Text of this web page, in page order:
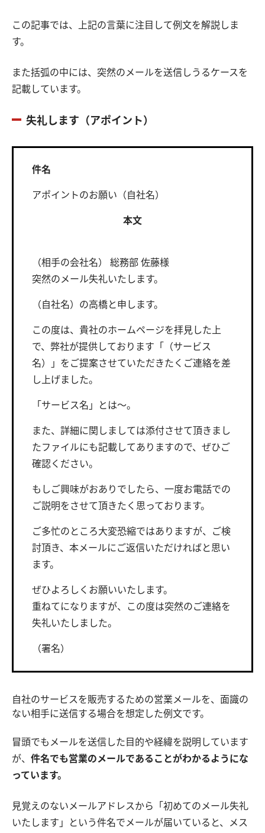
この記事では、上記の言葉に注目して例文を解説しま
す。
また括弧の中には、突然のメールを送信しうるケースを
記載しています。
失礼します（アポイント）
件名
アポイントのお願い（自社名）
本文
（相手の会社名） 総務部 佐藤様
突然のメール失礼いたします。
（自社名）の高橋と申します。
この度は、貴社のホームページを拝見した上
で、弊社が提供しております「（サービス
名）」をご提案させていただきたくご連絡を差
し上げました。
「サービス名」とは〜。
また、詳細に関しましては添付させて頂きまし
たファイルにも記載してありますので、ぜひご
確認ください。
もしご興味がおありでしたら、一度お電話での
ご説明をさせて頂きたく思っております。
ご多忙のところ大変恐縮ではありますが、ご検
討頂き、本メールにご返信いただければと思い
ます。
ぜひよろしくお願いいたします。
重ねてになりますが、この度は突然のご連絡を
失礼いたしました。
（署名）
自社のサービスを販売するための営業メールを、面識の
ない相手に送信する場合を想定した例文です。
冒頭でもメールを送信した目的や経緯を説明しています
が、 件名でも営業のメールであることがわかるようにな
っています。
見覚えのないメールアドレスから「初めてのメール失礼
いたします」という件名でメールが届いていると、メス